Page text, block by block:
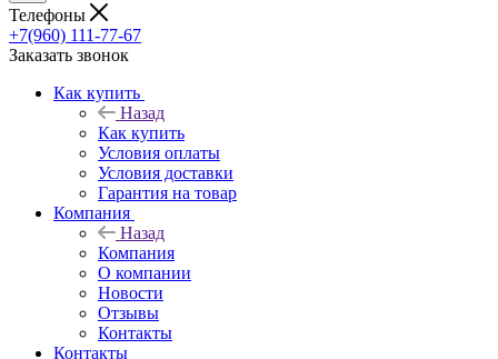
Телефоны
+7(960) 111-77-67
Заказать звонок
Как купить
Назад
Как купить
Условия оплаты
Условия доставки
Гарантия на товар
Компания
Назад
Компания
О компании
Новости
Отзывы
Контакты
Контакты